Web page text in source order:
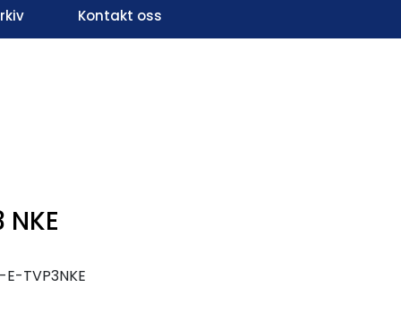
Infosenter
Kontakt oss
NKE
TVP3NKE